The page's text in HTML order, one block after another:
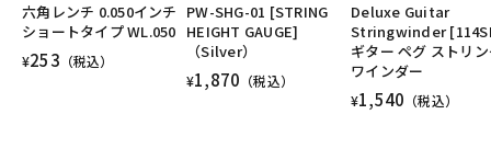
六角レンチ 0.050インチ
ショートタイプ WL.050
¥253 （税込）
PW-SHG-01 [STRING
HEIGHT GAUGE]
（Silver）
¥1,870 （税込）
Deluxe Guitar
Stringwinder
ギター ペグ ストリ
ワインダー
¥1,540 （税込）